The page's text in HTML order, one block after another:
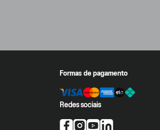
Formas de pagamento
Redes sociais